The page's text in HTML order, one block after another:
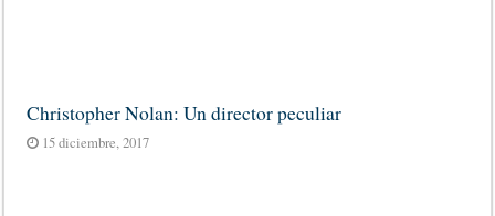
Christopher Nolan: Un director peculiar
15 diciembre, 2017